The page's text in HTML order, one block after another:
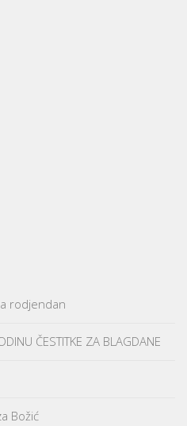
rodjendan
ČESTITKE ZA BLAGDANE
Božić